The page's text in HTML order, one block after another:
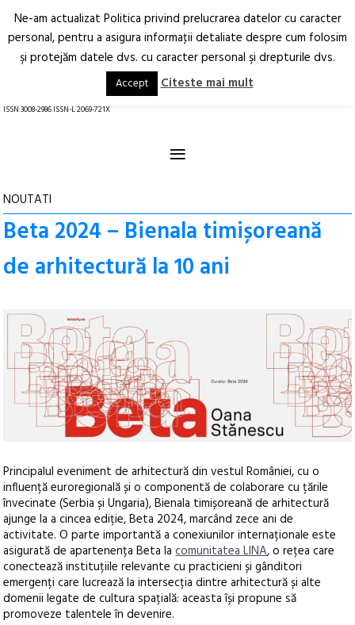
Arhitectură.
Oraș.
RO EN
ISSN 3008-2986 ISSN-L 2069-721X
≡
NOUTATI
Beta 2024 – Bienala timișoreană
de arhitectură la 10 ani
Principalul eveniment de arhitectură din vestul României, cu o
influență euroregională și o componentă de colaborare cu țările
învecinate (Serbia și Ungaria), Bienala timișoreană de arhitectură
ajunge la a cincea ediție, Beta 2024, marcând zece ani de
activitate. O parte importantă a conexiunilor internaționale este
asigurată de apartenența Beta lacomunitatea LINA, o rețea care
conectează instituțiile relevante cu practicieni și gânditori
emergenți care lucrează la intersecția dintre arhitectură și alte
domenii legate de cultura spațială: aceasta își propune să
promoveze talentele în devenire.
Ne-am actualizat Politica privind prelucrarea datelor cu caracter
personal, pentru a asigura informaţii detaliate despre cum folosim
şi protejăm datele dvs. cu caracter personal şi drepturile dvs.
Accept Citeste mai mult